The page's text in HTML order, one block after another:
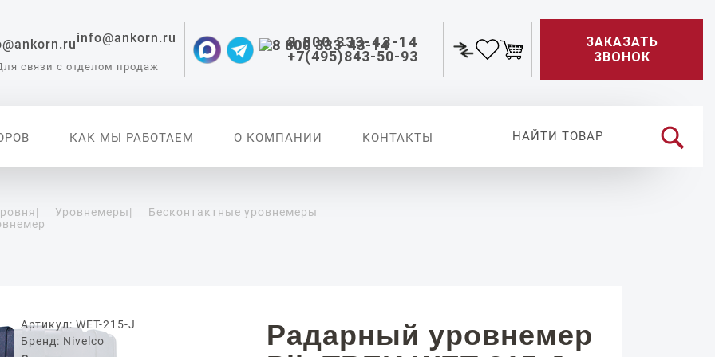
info@ankorn.ru
связи с отделом продаж
8 800 333-43-14
+7(495)843-50-93
ЗАКАЗАТЬ
ЗВОНОК
КАК МЫ РАБОТАЕМ О КОМПАНИИ КОНТАКТЫ
для
| Уровнемеры|
Бесконтактные уровнемеры
Артикул: WET-215-J
Бренд: Nivelco
Радарный уровнемер